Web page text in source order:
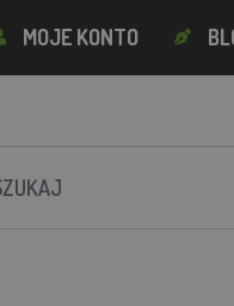
MOJE KONTO